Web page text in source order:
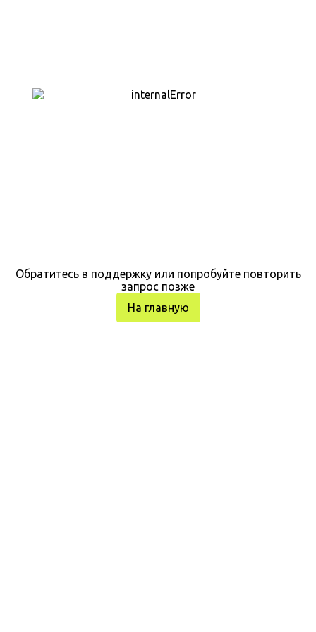
Обратитесь в поддержку или попробуйте повторить
запрос позже
На главную